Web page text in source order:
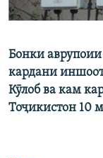
Бонки
кардани
Кӯлоб ва кам
Тоҷикистон 10